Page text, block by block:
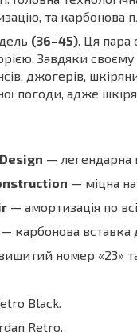
та карбонова
(36–45). Ця пара
Завдяки
джогерів,
погоди, адже
— легендарна
— міцна
— амортизація по
— карбонова вставка
номер «23» та
Black.
Retro.